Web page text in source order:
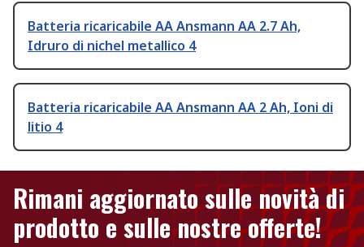
Batteria ricaricabile AA Ansmann AA 2.7 Ah,
Idruro di nichel metallico 4
Batteria ricaricabile AA Ansmann AA 2 Ah, Ioni di
litio 4
Rimani aggiornato sulle novità di
prodotto e sulle nostre offerte!